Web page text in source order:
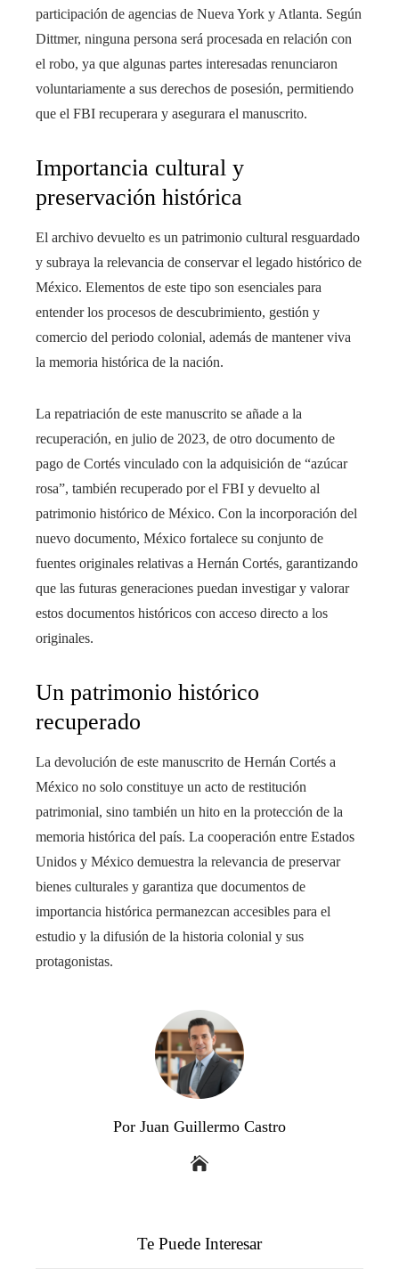
participación de agencias de Nueva York y Atlanta. Según
Dittmer, ninguna persona será procesada en relación con
el robo, ya que algunas partes interesadas renunciaron
voluntariamente a sus derechos de posesión, permitiendo
que el FBI recuperara y asegurara el manuscrito.
Importancia cultural y
preservación histórica
El archivo devuelto es un patrimonio cultural resguardado
y subraya la relevancia de conservar el legado histórico de
México. Elementos de este tipo son esenciales para
entender los procesos de descubrimiento, gestión y
comercio del periodo colonial, además de mantener viva
la memoria histórica de la nación.
La repatriación de este manuscrito se añade a la
recuperación, en julio de 2023, de otro documento de
pago de Cortés vinculado con la adquisición de “azúcar
rosa”, también recuperado por el FBI y devuelto al
patrimonio histórico de México. Con la incorporación del
nuevo documento, México fortalece su conjunto de
fuentes originales relativas a Hernán Cortés, garantizando
que las futuras generaciones puedan investigar y valorar
estos documentos históricos con acceso directo a los
originales.
Un patrimonio histórico
recuperado
La devolución de este manuscrito de Hernán Cortés a
México no solo constituye un acto de restitución
patrimonial, sino también un hito en la protección de la
memoria histórica del país. La cooperación entre Estados
Unidos y México demuestra la relevancia de preservar
bienes culturales y garantiza que documentos de
importancia histórica permanezcan accesibles para el
estudio y la difusión de la historia colonial y sus
protagonistas.
Por Juan Guillermo Castro
Te Puede Interesar